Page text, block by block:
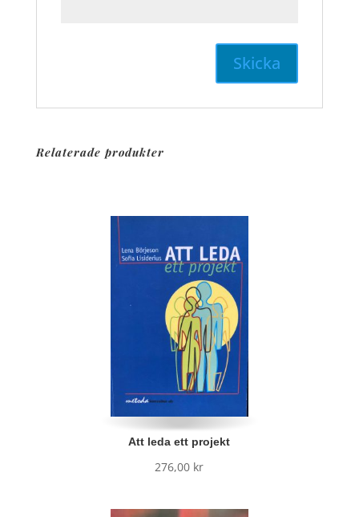
Relaterade produkter
Att leda ett projekt
276,00 kr